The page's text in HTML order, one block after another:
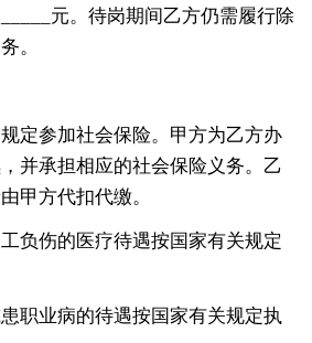
元。待岗期间乙方仍需履行除
。
定参加社会保险。甲方为乙方办
并承担相应的社会保险义务。乙
甲方代扣代缴。
负伤的医疗待遇按国家有关规定
职业病的待遇按国家有关规定执